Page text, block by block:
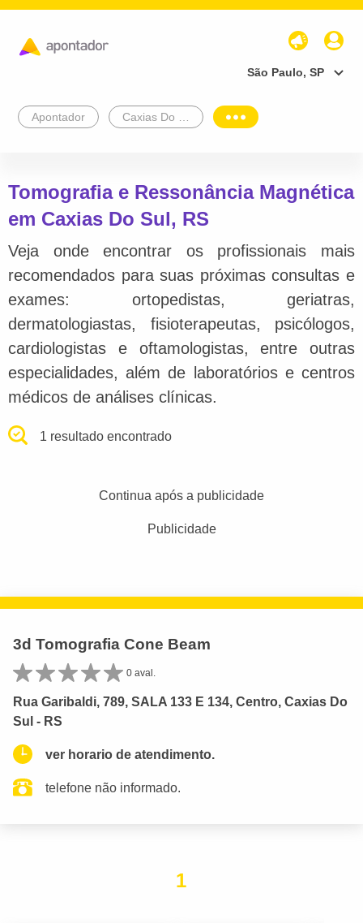
São Paulo, SP
Apontador
Tomografia e Ressonância Magnética
em Caxias Do Sul, RS
Veja onde encontrar os profissionais mais
recomendados para suas próximas consultas e
exames: ortopedistas, geriatras,
dermatologiastas, fisioterapeutas, psicólogos,
cardiologistas e oftamologistas, entre outras
especialidades, além de laboratórios e centros
médicos de análises clínicas.
1 resultado encontrado
Continua após a publicidade
Publicidade
3d Tomografia Cone Beam
0 aval.
Rua Garibaldi, 789, SALA 133 E 134, Centro, Caxias Do
Sul - RS
ver horario de atendimento.
telefone não informado.
1